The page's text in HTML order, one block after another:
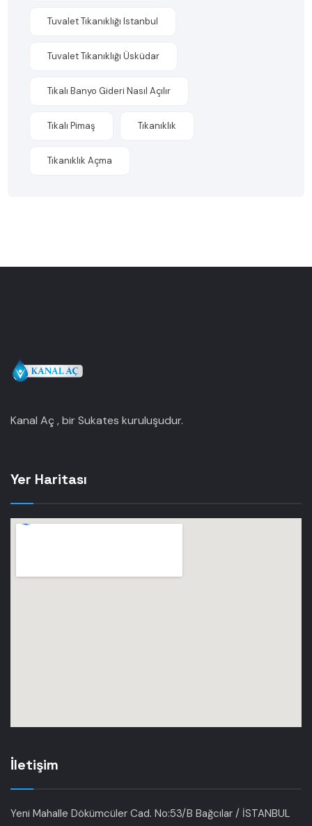
Tuvalet Tıkanıklığı Istanbul
Tuvalet Tıkanıklığı Üsküdar
Tıkalı Banyo Gideri Nasıl Açılır
Tıkalı Pimaş Tıkanıklık
Tıkanıklık Açma
Kanal Aç , bir Sukates kuruluşudur.
Yer Haritası
İletişim
Yeni Mahalle Dökümcüler Cad. No:53/B Bağcılar / İSTANBUL